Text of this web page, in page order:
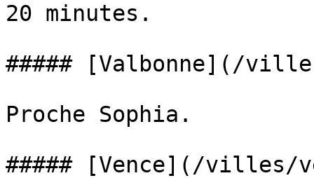
20 minutes.
##### [Valbonne](/
Proche Sophia.
##### [Vence](/villes/